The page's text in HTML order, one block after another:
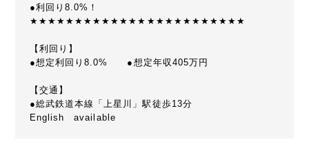
●利回り8.0%！
★★★★★★★★★★★★★★★★★★★★★★★★
【利回り】
●想定利回り8.0% ●想定年収405万円
【交通】
●総武鉄道本線「上星川」駅徒歩13分
English available